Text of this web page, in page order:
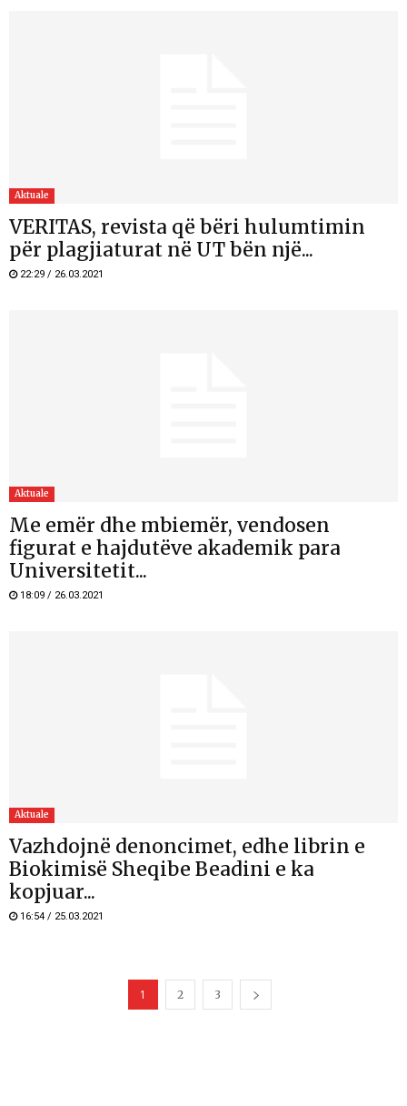
Aktuale
VERITAS, revista që bëri hulumtimin
për plagjiaturat në UT bën një...
22:29 / 26.03.2021
Aktuale
Me emër dhe mbiemër, vendosen
figurat e hajdutëve akademik para
Universitetit...
18:09 / 26.03.2021
Aktuale
Vazhdojnë denoncimet, edhe librin e
Biokimisë Sheqibe Beadini e ka
kopjuar...
16:54 / 25.03.2021
1 2 3